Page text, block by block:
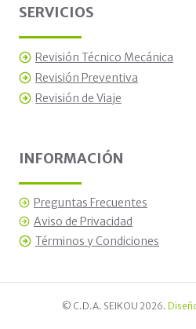
SERVICIOS
Revisión Técnico Mecánica
Revisión Preventiva
Revisión de Viaje
INFORMACIÓN
Preguntas Frecuentes
Aviso de Privacidad
Términos y Condiciones
© C.D.A. SEIKOU 2026.